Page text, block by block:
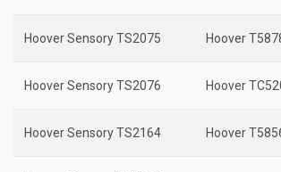
Hoover Sensory TS2075 Hoover
Hoover Sensory TS2076 Hoover
Hoover Sensory TS2164 Hoover